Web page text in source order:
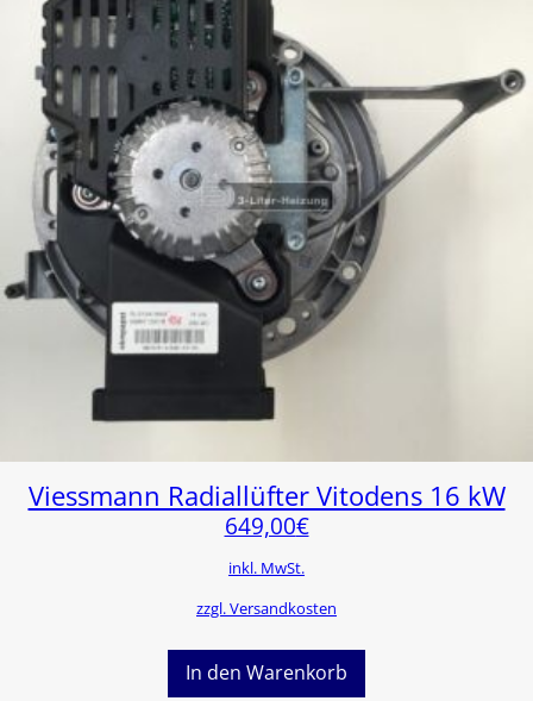
Viessmann Radiallüfter Vitodens 16 kW
649,00€
inkl. MwSt.
zzgl. Versandkosten
In den Warenkorb